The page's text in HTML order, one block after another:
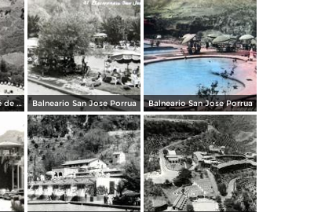
Balneario de San José de Purúa Balneario San Jose Porrua Balneario San Jose Porrua